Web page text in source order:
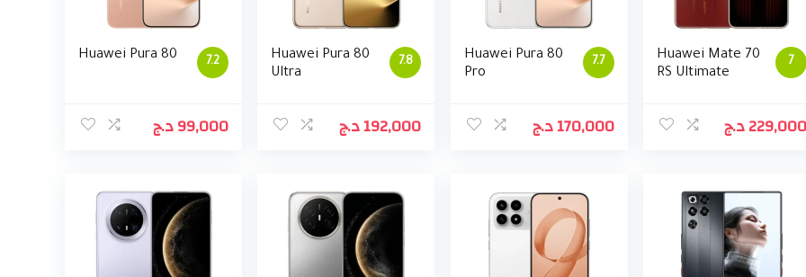
7.2
Huawei Pura 80
99,000د.ج
7.8
Huawei Pura 80
Ultra
192,000د.ج
7.7
Huawei Pura 80
Pro
170,000د.ج
7
Huawei Mate 70
RS Ultimate
229,000د.ج